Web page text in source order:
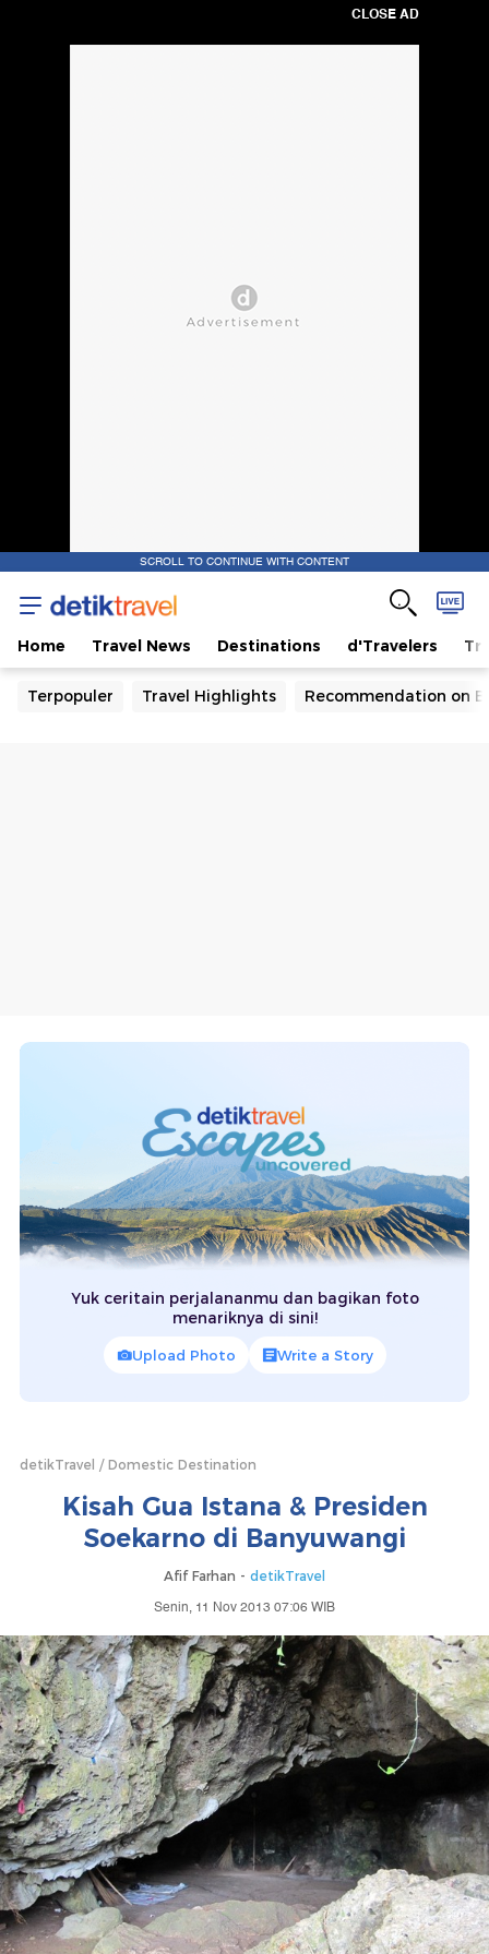
CLOSE AD
SCROLL TO CONTINUE WITH CONTENT
Home Travel News Destinations d'Travelers
Terpopuler Travel Highlights Recommendation on
Yuk ceritain perjalananmu dan bagikan foto
menariknya di sini!
Upload Photo Write a Story
detikTravel Domestic Destination
Kisah Gua Istana & Presiden
Soekarno di Banyuwangi
Afif Farhan - detikTravel
Senin, 11 Nov 2013 07:06 WIB